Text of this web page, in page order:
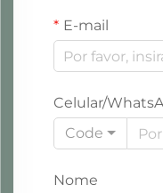
E-mail
Celular/
Code
Nome